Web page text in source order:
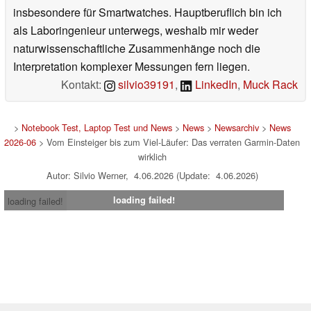
insbesondere für Smartwatches. Hauptberuflich bin ich
als Laboringenieur unterwegs, weshalb mir weder
naturwissenschaftliche Zusammenhänge noch die
Interpretation komplexer Messungen fern liegen.
Kontakt:
silvio39191, LinkedIn, Muck Rack
> Notebook Test, Laptop Test und News> News> Newsarchiv> News
2026-06 > Vom Einsteiger bis zum Viel-Läufer: Das verraten Garmin-Daten
wirklich
Autor: Silvio Werner, 4.06.2026 (Update: 4.06.2026)
loading failed!
loading failed!